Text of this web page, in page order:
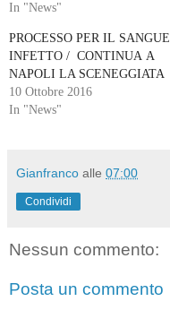
In "News"
PROCESSO PER IL SANGUE
INFETTO / CONTINUA A
NAPOLI LA SCENEGGIATA
10 Ottobre 2016
In "News"
Gianfranco alle 07:00
Condividi
Nessun commento:
Posta un commento